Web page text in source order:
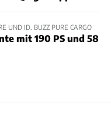
UND ID. BUZZ PURE CARGO
mit 190 PS und 58